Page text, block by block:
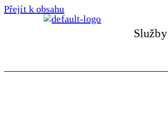
Přejít k obsahu
Služby